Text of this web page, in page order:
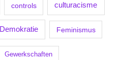
controls culturacisme
Demokratie Feminismus
Gewerkschaften